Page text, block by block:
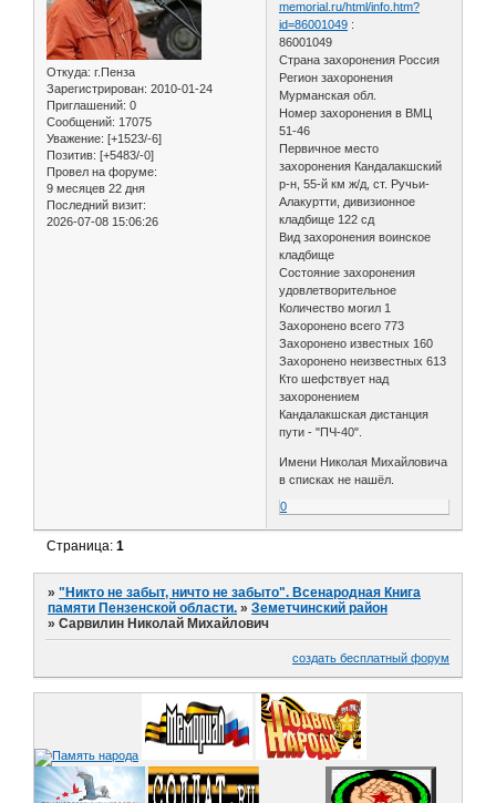
Откуда: г.Пенза
Зарегистрирован: 2010-01-24
Приглашений: 0
Сообщений: 17075
Уважение: [+1523/-6]
Позитив: [+5483/-0]
Провел на форуме:
9 месяцев 22 дня
Последний визит:
2026-07-08 15:06:26
memorial.ru/html/info.htm?
id=86001049 :
86001049
Страна захоронения Россия
Регион захоронения
Мурманская обл.
Номер захоронения в ВМЦ
51-46
Первичное место
захоронения Кандалакшский
р-н, 55-й км ж/д, ст. Ручьи-
Алакуртти, дивизионное
кладбище 122 сд
Вид захоронения воинское
кладбище
Состояние захоронения
удовлетворительное
Количество могил 1
Захоронено всего 773
Захоронено известных 160
Захоронено неизвестных 613
Кто шефствует над
захоронением
Кандалакшская дистанция
пути - "ПЧ-40".
Имени Николая Михайловича
в списках не нашёл.
0
Страница:1
»"Никто не забыт, ничто не забыто". Всенародная Книга
памяти Пензенской области. »Земетчинский район
»Сарвилин Николай Михайлович
создать бесплатный форум